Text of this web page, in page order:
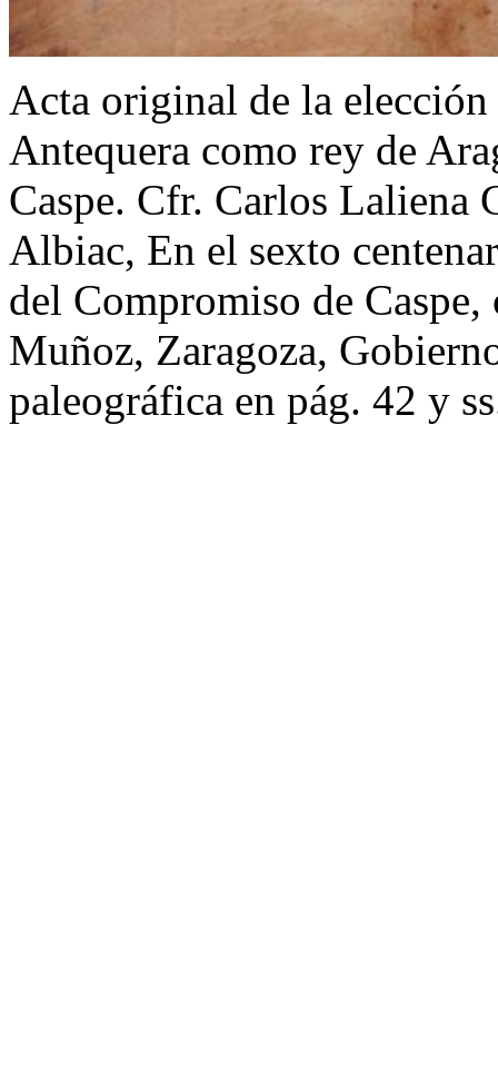
Acta original de la
Antequera como rey de
Caspe. Cfr. Carlos Laliena
Albiac, En el sexto
del Compromiso de
Muñoz, Zaragoza,
paleográfica en pág. 42 y